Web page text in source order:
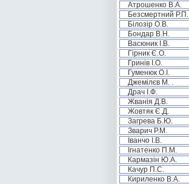
Атрошенко В.А.
Безсмертний Р.П.
Білозір О.В.
Бондар В.Н.
Васюник І.В.
Гірник Є.О.
Гринів І.О.
Гуменюк О.І.
Джемілєв М. .
Драч І.Ф.
Жванія Д.В.
Жовтяк Є.Д.
Загрева Б.Ю.
Зварич Р.М.
Іванчо І.В.
Ігнатенко П.М.
Кармазін Ю.А.
Качур П.С.
Кириленко В.А.